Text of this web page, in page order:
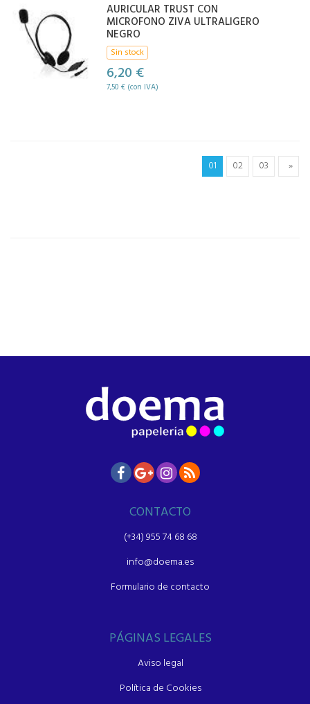
AURICULAR TRUST CON
MICROFONO ZIVA ULTRALIGERO
NEGRO
Sin stock
6,20 €
7,50 € (con IVA)
01 02 03 »
CONTACTO
(+34) 955 74 68 68
info@doema.es
Formulario de contacto
PÁGINAS LEGALES
Aviso legal
Política de Cookies